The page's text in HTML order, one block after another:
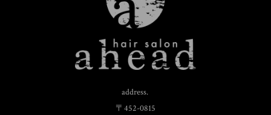
address.
〒452-0815